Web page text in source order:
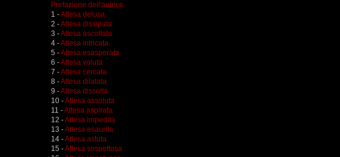
Prefazione dell'autrice
1 -Attesa delusa
2 -Attesa dissipata
3 -Attesa ascoltata
4 -Attesa intricata
5 -Attesa esasperata
6 -Attesa voluta
7 -Attesa cercata
8 -Attesa dilatata
9 -Attesa dissolta
10 -Attesa assoluta
11 -Attesa aspirata
12 -Attesa impedita
13 -Attesa esaurita
14 -Attesa astuta
15 -Attesa sospettosa